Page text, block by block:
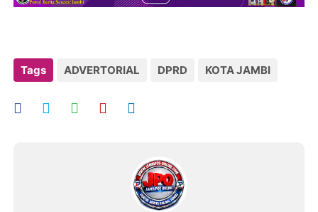
Tags ADVERTORIAL DPRD KOTA JAMBI